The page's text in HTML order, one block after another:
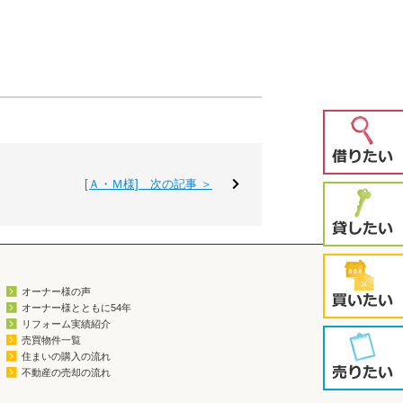
[Ａ・Ｍ様] 次の記事 ＞
オーナー様の声
オーナー様とともに54年
リフォーム実績紹介
売買物件一覧
住まいの購入の流れ
不動産の売却の流れ